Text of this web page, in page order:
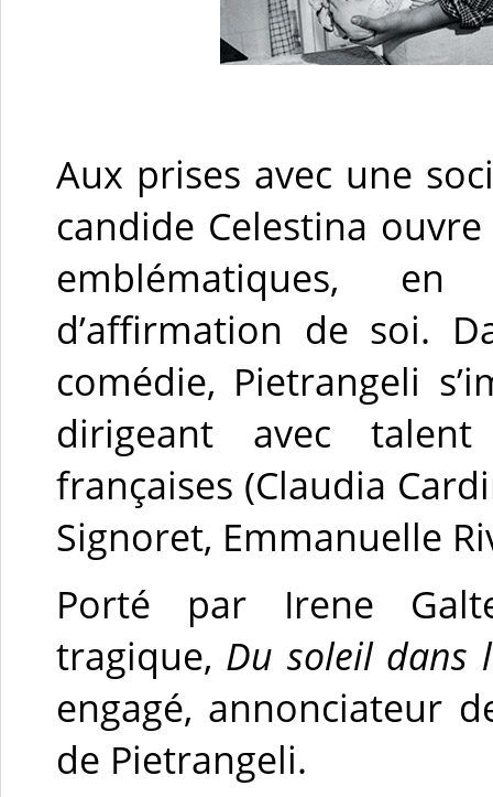
Aux prises avec une
candide Celestina
emblématiques,
d’affirmation de soi.
comédie, Pietrangeli
dirigeant avec
françaises (Claudia
Signoret, Emmanuelle
Porté par Irene
tragique, Du soleil dans
engagé, annonciateur
de Pietrangeli.